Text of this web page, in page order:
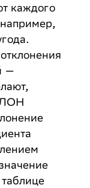
каждого
—